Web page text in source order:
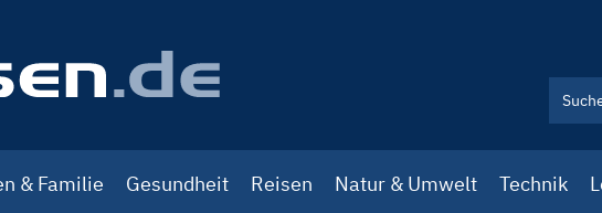
& Familie Gesundheit Reisen Natur & Umwelt Technik